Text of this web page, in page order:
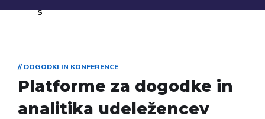
// DOGODKI IN KONFERENCE
Platforme za dogodke in
analitika udeležencev